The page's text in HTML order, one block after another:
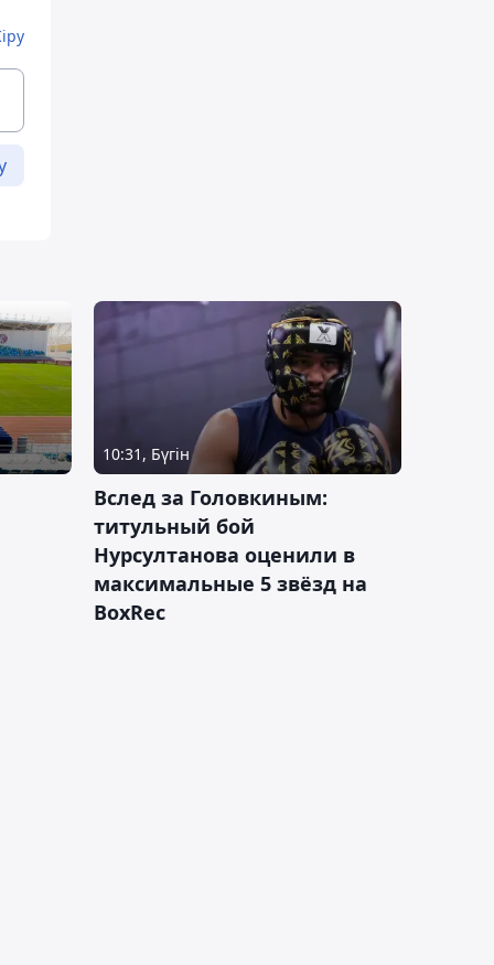
10:31, Бүгін
Вслед за Головкиным:
титульный бой
Нурсултанова оценили в
максимальные 5 звёзд на
BoxRec